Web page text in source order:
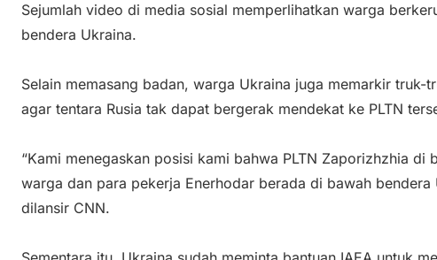
Sejumlah video di media sosial memperlihatkan warga
bendera Ukraina.
Selain memasang badan, warga Ukraina juga memarkir truk-
agar tentara Rusia tak dapat bergerak mendekat ke PLTN
“Kami menegaskan posisi kami bahwa PLTN Zaporizhzhia di
warga dan para pekerja Enerhodar berada di bawah bendera
dilansir CNN.